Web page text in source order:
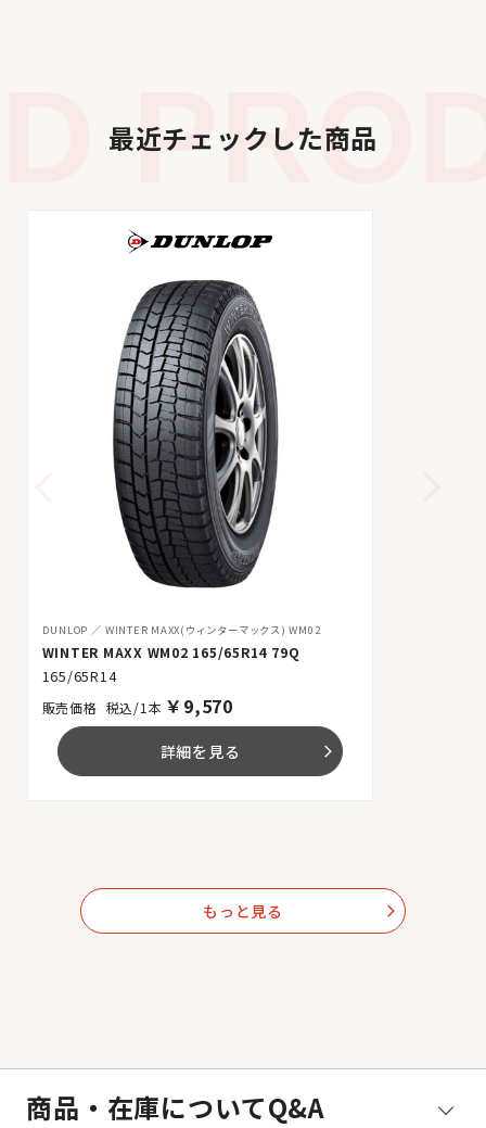
最近チェックした商品
DUNLOP WINTER MAXX(ウィンターマックス) WM02
WINTER MAXX WM02 165/65R14 79Q
165/65R14
税込/1本 ￥ 9,570
詳細を見る arrow_forward_ios
もっと見る arrow_forward_ios
商品・在庫についてQ&A